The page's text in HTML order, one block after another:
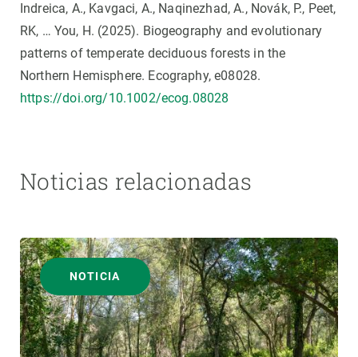
Indreica, A., Kavgaci, A., Naqinezhad, A., Novák, P., Peet,
RK, … You, H. (2025). Biogeography and evolutionary
patterns of temperate deciduous forests in the
Northern Hemisphere. Ecography, e08028.
https://doi.org/10.1002/ecog.08028
Noticias relacionadas
NOTICIA